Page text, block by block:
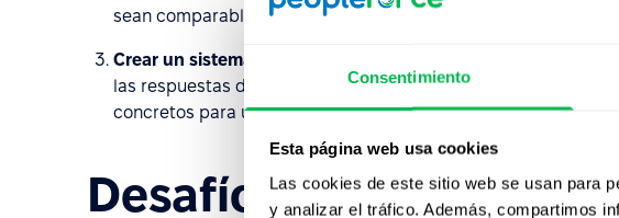
Consentimiento
Esta página web usa cookies
Las cookies de este sitio web se usan para
y analizar el tráfico. Además, compartimos
sean comparables.
Crear un sistema de puntuación
las respuestas de los candidatos de manera coherente y
concretos para un análisis comparativo de todos los
Desafíos de una